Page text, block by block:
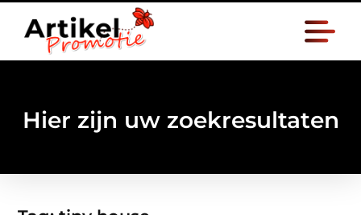
Hier zijn uw zoekresultaten